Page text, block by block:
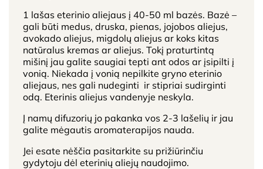
1 lašas eterinio aliejaus į 40-50 ml bazės. Bazė –
gali būti medus, druska, pienas, jojobos aliejus,
avokado aliejus, migdolų aliejus ar koks kitas
natūralus kremas ar aliejus. Tokį praturtintą
mišinį jau galite saugiai tepti ant odos ar įsipilti į
vonią. Niekada į vonią nepilkite gryno eterinio
aliejaus, nes gali nudeginti ir stipriai sudirginti
odą. Eterinis aliejus vandenyje neskyla.
Į namų difuzorių jo pakanka vos 2-3 lašelių ir jau
galite mėgautis aromaterapijos nauda.
Jei esate nėščia pasitarkite su prižiūrinčiu
gydytoju dėl eterinių aliejų naudojimo.